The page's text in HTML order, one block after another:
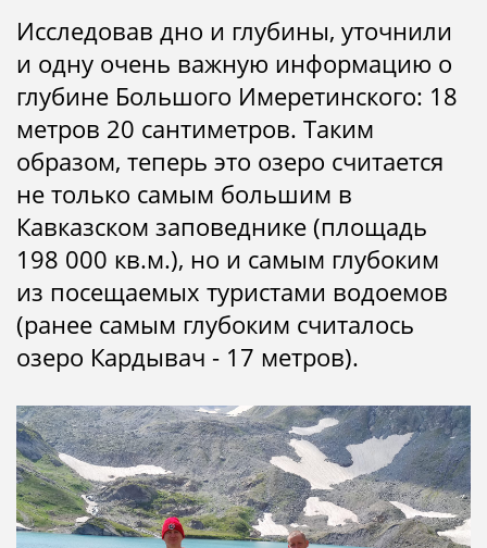
Исследовав дно и глубины, уточнили
и одну очень важную информацию о
глубине Большого Имеретинского: 18
метров 20 сантиметров. Таким
образом, теперь это озеро считается
не только самым большим в
Кавказском заповеднике (площадь
198 000 кв.м.), но и самым глубоким
из посещаемых туристами водоемов
(ранее самым глубоким считалось
озеро Кардывач - 17 метров).